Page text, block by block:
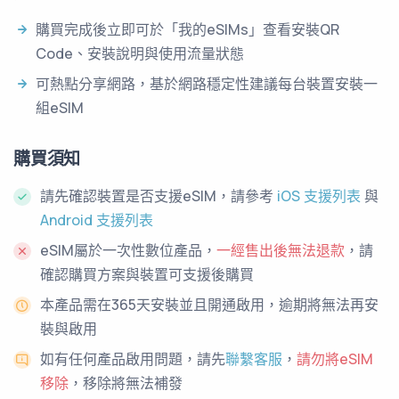
購買完成後立即可於「我的eSIMs」查看安裝QR
Code、安裝說明與使用流量狀態
可熱點分享網路，基於網路穩定性建議每台裝置安裝一
組eSIM
購買須知
請先確認裝置是否支援eSIM，請參考 iOS 支援列表 與
Android 支援列表
eSIM屬於一次性數位產品， 一經售出後無法退款 ，請
確認購買方案與裝置可支援後購買
本產品需在365天安裝並且開通啟用，逾期將無法再安
裝與啟用
如有任何產品啟用問題，請先聯繫客服 ， 請勿將eSIM
移除 ，移除將無法補發